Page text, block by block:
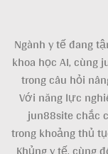
Ngành y tế đang
khoa học AI, cùng
trong câu hỏi
Với năng lực
jun88site chắc
trong khoảng thủ